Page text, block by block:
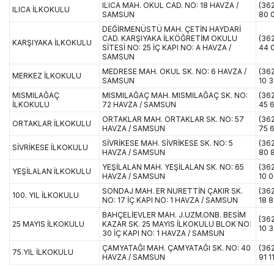
ILICA İLKOKULU
ILICA MAH. OKUL CAD. NO: 18 HAVZA /
SAMSUN
80
KARŞIYAKA İLKOKULU
DEĞİRMENÜSTÜ MAH. ÇETİN HAYDARİ
CAD. KARŞIYAKA İLKÖĞRETİM OKULU
SİTESİ NO: 25 İÇ KAPI NO: A HAVZA /
SAMSUN
44
MERKEZ İLKOKULU
MEDRESE MAH. OKUL SK. NO: 6 HAVZA /
SAMSUN
10
MISMILAĞAÇ
İLKOKULU
MISMILAĞAÇ MAH. MISMILAĞAÇ SK. NO:
72 HAVZA / SAMSUN
45
ORTAKLAR İLKOKULU
ORTAKLAR MAH. ORTAKLAR SK. NO: 57
HAVZA / SAMSUN
75
SİVRİKESE İLKOKULU
SİVRİKESE MAH. SİVRİKESE SK. NO: 5
HAVZA / SAMSUN
80
YEŞİLALAN İLKOKULU
YEŞİLALAN MAH. YEŞİLALAN SK. NO: 65
HAVZA / SAMSUN
10
100. YIL İLKOKULU
SONDAJ MAH. ER NURETTİN ÇAKIR SK.
NO: 17 İÇ KAPI NO: 1 HAVZA / SAMSUN
18
25 MAYIS İLKOKULU
BAHÇELİEVLER MAH. J.UZM.ONB. BESİM
KAZAR SK. 25 MAYIS İLKOKULU BLOK NO:
30 İÇ KAPI NO: 1 HAVZA / SAMSUN
10
75.YIL İLKOKULU
ÇAMYATAĞI MAH. ÇAMYATAĞI SK. NO: 40
HAVZA / SAMSUN
91 11